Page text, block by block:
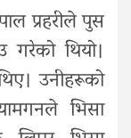
प्रहरीले पुस
थियो।
उनीहरूको
भिसा